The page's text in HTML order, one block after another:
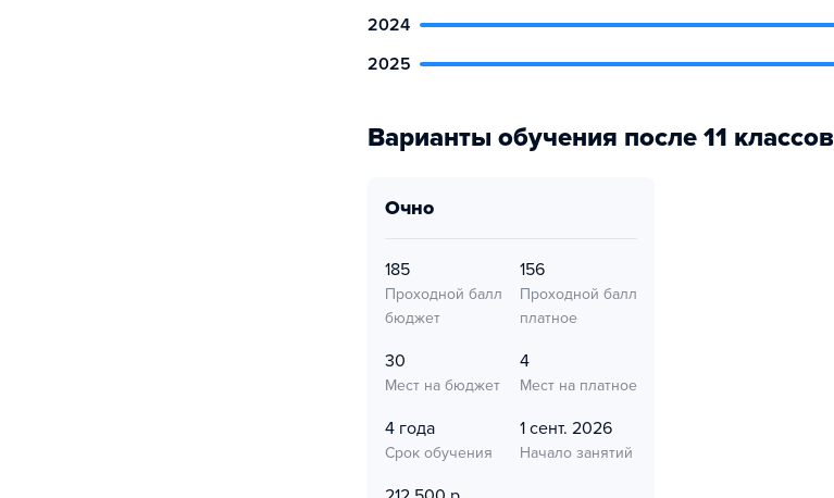
2024
2025
Варианты обучения после 11 классов
очно
185
Проходной балл
бюджет
156
Проходной балл
платное
30
Мест на бюджет
4
Мест на платное
4 года
Срок обучения
1 сент. 2026
Начало занятий